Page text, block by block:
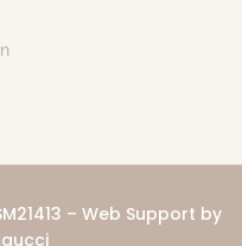
– Web Support by